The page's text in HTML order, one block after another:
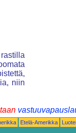
niin
Etelä-Amerikka